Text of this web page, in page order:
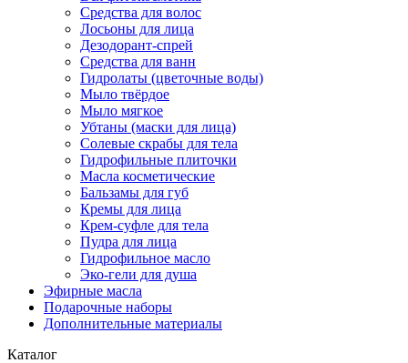
Средства для волос
Лосьоны для лица
Дезодорант-спрей
Средства для ванн
Гидролаты (цветочные воды)
Мыло твёрдое
Мыло мягкое
Убтаны (маски для лица)
Солевые скрабы для тела
Гидрофильные плиточки
Масла косметические
Бальзамы для губ
Кремы для лица
Крем-суфле для тела
Пудра для лица
Гидрофильное масло
Эко-гели для душа
Эфирные масла
Подарочные наборы
Дополнительные материалы
Каталог